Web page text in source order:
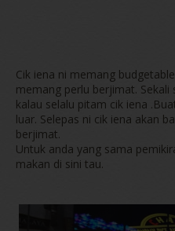
Cik iena ni memang
memang perlu berjimat.
kalau selalu pitam cik iena
luar. Selepas ni cik iena akan
berjimat.
Untuk anda yang sama
makan di sini tau.